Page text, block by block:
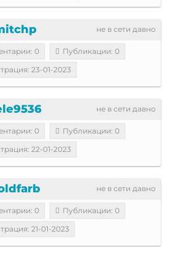
не в сети давно
0
Публикации: 0
23-01-2023
не в сети давно
0
Публикации: 0
22-01-2023
не в сети давно
0
Публикации: 0
21-01-2023